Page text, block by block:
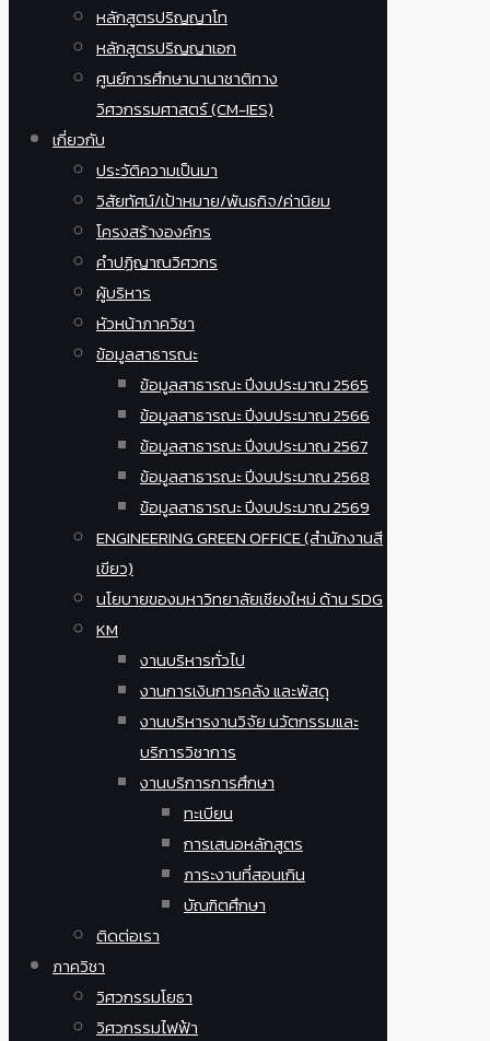
หลักสูตรปริญญาโท
หลักสูตรปริญญาเอก
ศูนย์การศึกษานานาชาติทาง
วิศวกรรมศาสตร์ (CM-IES)
เกี่ยวกับ
ประวัติความเป็นมา
วิสัยทัศน์/เป้าหมาย/พันธกิจ/ค่านิยม
โครงสร้างองค์กร
คำปฏิญาณวิศวกร
ผู้บริหาร
หัวหน้าภาควิชา
ข้อมูลสาธารณะ
ข้อมูลสาธารณะ ปีงบประมาณ 2565
ข้อมูลสาธารณะ ปีงบประมาณ 2566
ข้อมูลสาธารณะ ปีงบประมาณ 2567
ข้อมูลสาธารณะ ปีงบประมาณ 2568
ข้อมูลสาธารณะ ปีงบประมาณ 2569
ENGINEERING GREEN OFFICE (สำนักงานสี
เขียว)
นโยบายของมหาวิทยาลัยเชียงใหม่ ด้าน SDG
KM
งานบริหารทั่วไป
งานการเงินการคลัง และพัสดุ
งานบริหารงานวิจัย นวัตกรรมและ
บริการวิชาการ
งานบริการการศึกษา
ทะเบียน
การเสนอหลักสูตร
ภาระงานที่สอนเกิน
บัณฑิตศึกษา
ติดต่อเรา
ภาควิชา
วิศวกรรมโยธา
วิศวกรรมไฟฟ้า